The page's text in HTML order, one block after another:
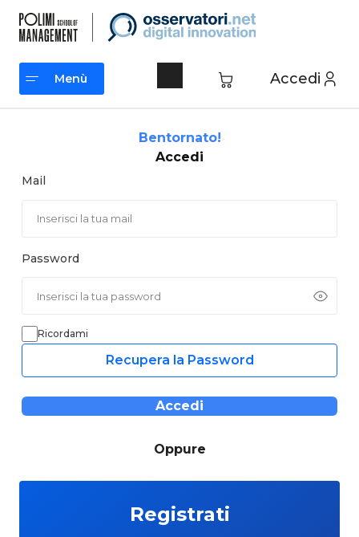
contenuto
Accedi
Menù
Bentornato!
Accedi
Mail
Password
Ricordami
Recupera la Password
Accedi
Oppure
Registrati